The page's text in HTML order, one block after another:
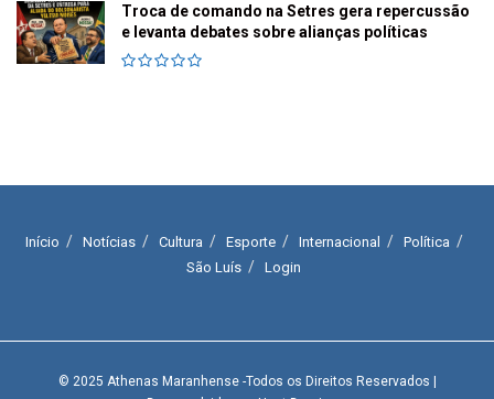
Troca de comando na Setres gera repercussão
e levanta debates sobre alianças políticas
Início Notícias Cultura Esporte Internacional
Política
São Luís
Login
© 2025 Athenas Maranhense-Todos os Direitos Reservados